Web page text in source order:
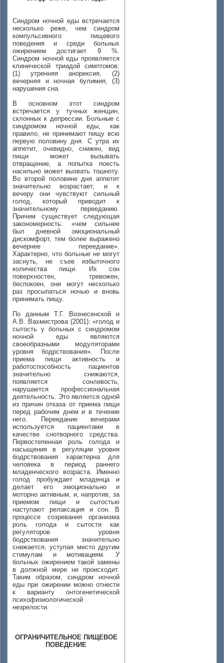
Синдром ночной еды встречается
несколько реже, чем синдром
компульсивного пищевого
поведения и среди больных
ожирением достигает 9 %.
Синдром ночной еды проявляется
клинической триадой симптомов:
(1) утренняя анорексия, (2)
вечерняя и ночная булимия, (3)
нарушения сна.
В основном этот синдром
встречается у тучных женщин,
склонных к депрессии. Больные с
синдромом ночной еды, как
правило, не принимают пищу всю
первую половину дня. С утра их
аппетит, очевидно, снижен, вид
пищи может вызывать
отвращение, а попытка поесть
насильно может вызвать тошноту.
Во второй половине дня аппетит
значительно возрастает, и к
вечеру они чувствуют сильный
голод, который приводит к
значительному перееданию.
Причем существует следующая
закономерность: «чем сильнее
был дневной эмоциональный
дискомфорт, тем более выражено
вечернее переедание».
Характерно, что больные не могут
заснуть, не съев избыточного
количества пищи. Их сон
поверхностен, тревожен,
беспокоен, они могут несколько
раз просыпаться ночью и вновь
принимать пищу.
По данным Т.Г. Вознесенской и
А.В. Вахмистрова (2001): «голод и
сытость у больных с синдромом
ночной еды являются
своеобразными модуляторами
уровня бодрствования». После
приема пищи активность и
работоспособность пациентов
значительно снижаются,
появляется сонливость,
нарушается профессиональная
деятельность. Это является одной
из причин отказа от приема пищи
перед рабочим днем и в течение
него. Переедание вечерами
используется пациентами в
качестве снотворного средства.
Первостепенная роль голода и
насыщения в регуляции уровня
бодрствования характерна для
человека в период раннего
младенческого возраста. Именно
голод пробуждает младенца и
делает его эмоционально и
моторно активным, и, напротив, за
приемом пищи и сытостью
наступают релаксация и сон. В
процессе созревания организма
роль голода и сытости как
регуляторов уровня
бодрствования значительно
снижается, уступая место другим
стимулам и мотивациям. У
больных ожирением такой замены
в должной мере не происходит.
Таким образом, синдром ночной
еды при ожирении можно отнести
к варианту онтогенетической
психофизиологической
незрелости.
ОГРАНИЧИТЕЛЬНОЕ ПИЩЕВОЕ
ПОВЕДЕНИЕ